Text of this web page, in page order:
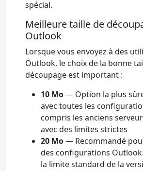
spécial.
Meilleure taille de
Outlook
Lorsque vous envoyez à des
Outlook, le choix de la bonne
découpage est important :
10 Mo— Option la plus
avec toutes les
compris les anciens
avec des limites strictes
20 Mo— Recommandé
des configurations
la limite standard de la